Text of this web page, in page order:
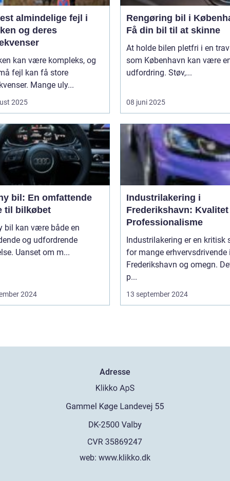
almindelige fejl i
og deres
kan være kompleks, og
fejl kan få store
Mange uly...
2025
Rengøring bil i
Få din bil til at skinne
At holde bilen pletfri i en
som København kan være
udfordring. Støv,...
08 juni 2025
bil: En omfattende
til bilkøbet
bil kan være både en
og udfordrende
Uanset om m...
2024
Industrilakering i
Frederikshavn:
Professionalisme
Industrilakering er en kritisk
for mange erhvervsdrivende
Frederikshavn og omegn.
p...
13 september 2024
Adresse
web: www.klikko.dk